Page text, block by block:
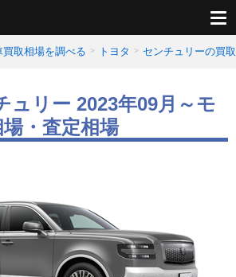
買取相場を調べる トヨタ センチュリーの買
ュリー 2023年09月～モ
・査定相場